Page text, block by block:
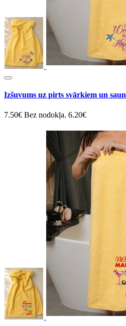
Izšuvums uz pirts svārkiem un
7.50€ Bez nodokļa. 6.20€